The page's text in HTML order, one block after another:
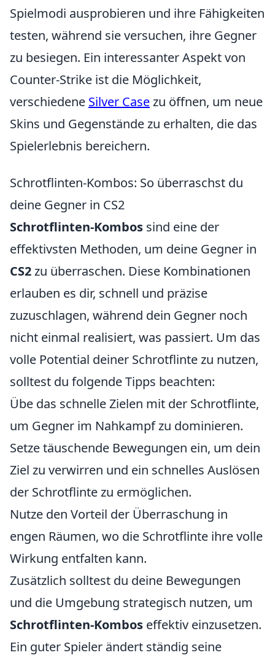
Spielmodi ausprobieren und ihre Fähigkeiten
testen, während sie versuchen, ihre Gegner
zu besiegen. Ein interessanter Aspekt von
Counter-Strike ist die Möglichkeit,
verschiedene Silver Casezu öffnen, um neue
Skins und Gegenstände zu erhalten, die das
Spielerlebnis bereichern.
Schrotflinten-Kombos: So überraschst du
deine Gegner in CS2
Schrotflinten-Kombos sind eine der
effektivsten Methoden, um deine Gegner in
CS2zu überraschen. Diese Kombinationen
erlauben es dir, schnell und präzise
zuzuschlagen, während dein Gegner noch
nicht einmal realisiert, was passiert. Um das
volle Potential deiner Schrotflinte zu nutzen,
solltest du folgende Tipps beachten:
Übe das schnelle Zielen mit der Schrotflinte,
um Gegner im Nahkampf zu dominieren.
Setze täuschende Bewegungen ein, um dein
Ziel zu verwirren und ein schnelles Auslösen
der Schrotflinte zu ermöglichen.
Nutze den Vorteil der Überraschung in
engen Räumen, wo die Schrotflinte ihre volle
Wirkung entfalten kann.
Zusätzlich solltest du deine Bewegungen
und die Umgebung strategisch nutzen, um
Schrotflinten-Kombos effektiv einzusetzen.
Ein guter Spieler ändert ständig seine